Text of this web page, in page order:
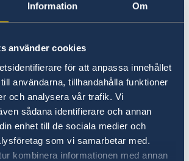
Information Om
använder cookies
för att anpassa innehållet
användarna, tillhandahålla funktioner
och analysera vår trafik. Vi
sådana identifierare och annan
enhet till de sociala medier och
som vi samarbetar med.
kombinera informationen med annan
儿童，必须由儿童的法定监护人之
许可卡，或写一份委托书，允许其
署。必须提供以下文件：
监护人的护照复印件
明复印件
人的法定监护人不是未成年人的父
一份官方文件（复印件或原件），
成年人的法定监护人